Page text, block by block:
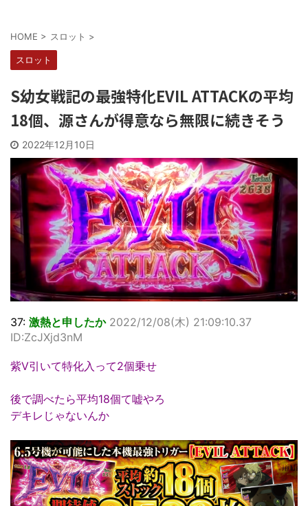
HOME > スロット >
スロット
S幼女戦記の最強特化EVIL ATTACKの平均
18個、源さんが得意なら無限に続きそう
2022年12月10日
37: 激熱と申したか 2022/12/08(木) 21:09:10.37
ID:ZcJXjd3nM
紫V引いて特化入って2個乗せ
後で調べたら平均18個て嘘やろ
デキレじゃないんか